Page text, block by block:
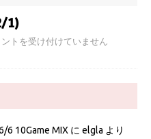
1)
ントを受け付けていません
6 10Game MIX に elgla より